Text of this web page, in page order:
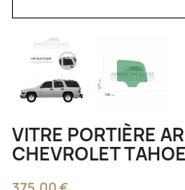
VITRE PORTIÈRE
CHEVROLET